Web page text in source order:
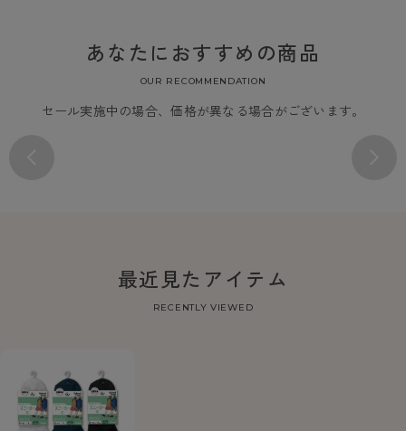
あなたにおすすめの商品
OUR RECOMMENDATION
セール実施中の場合、価格が異なる場合がございます。
最近見たアイテム
RECENTLY VIEWED